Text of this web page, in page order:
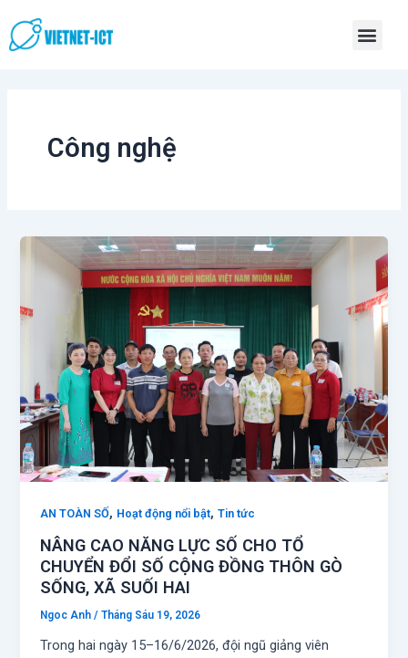
to
content
Công nghệ
AN TOÀN SỐ, Hoạt động nổi bật,Tin tức
NÂNG CAO NĂNG LỰC SỐ CHO TỔ
CHUYỂN ĐỔI SỐ CỘNG ĐỒNG THÔN GÒ
SỐNG, XÃ SUỐI HAI
Ngoc Anh/Tháng Sáu 19, 2026
Trong hai ngày 15–16/6/2026, đội ngũ giảng viên